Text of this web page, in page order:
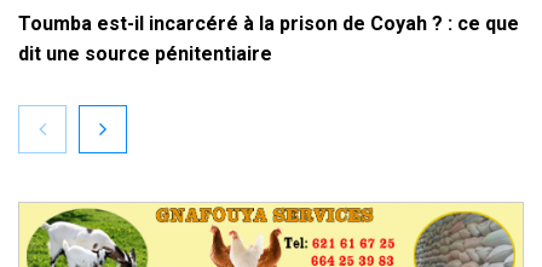
Toumba est-il incarcéré à la prison de Coyah ? : ce que
dit une source pénitentiaire